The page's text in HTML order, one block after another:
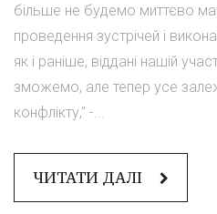
більше не будемо миттєво
проведення зустрічей і
як і раніше, віддані нашій
зможемо, але тепер усе
конфлікту," -...
ЧИТАТИ ДАЛІ